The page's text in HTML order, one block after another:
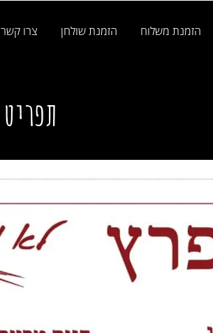
הזמנת משלוח הזמנת שולחן צרו קשר
תפריט